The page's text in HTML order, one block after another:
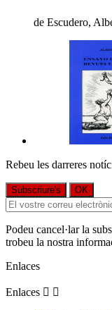
de Escudero,
Rebeu les darreres
Podeu cancel·lar la
trobeu la nostra
Enlaces
Enlaces  